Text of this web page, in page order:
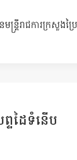
មន្ត្រី​រាជ​ការ​ក្រ
ទ​ដៃ​ទំនើប